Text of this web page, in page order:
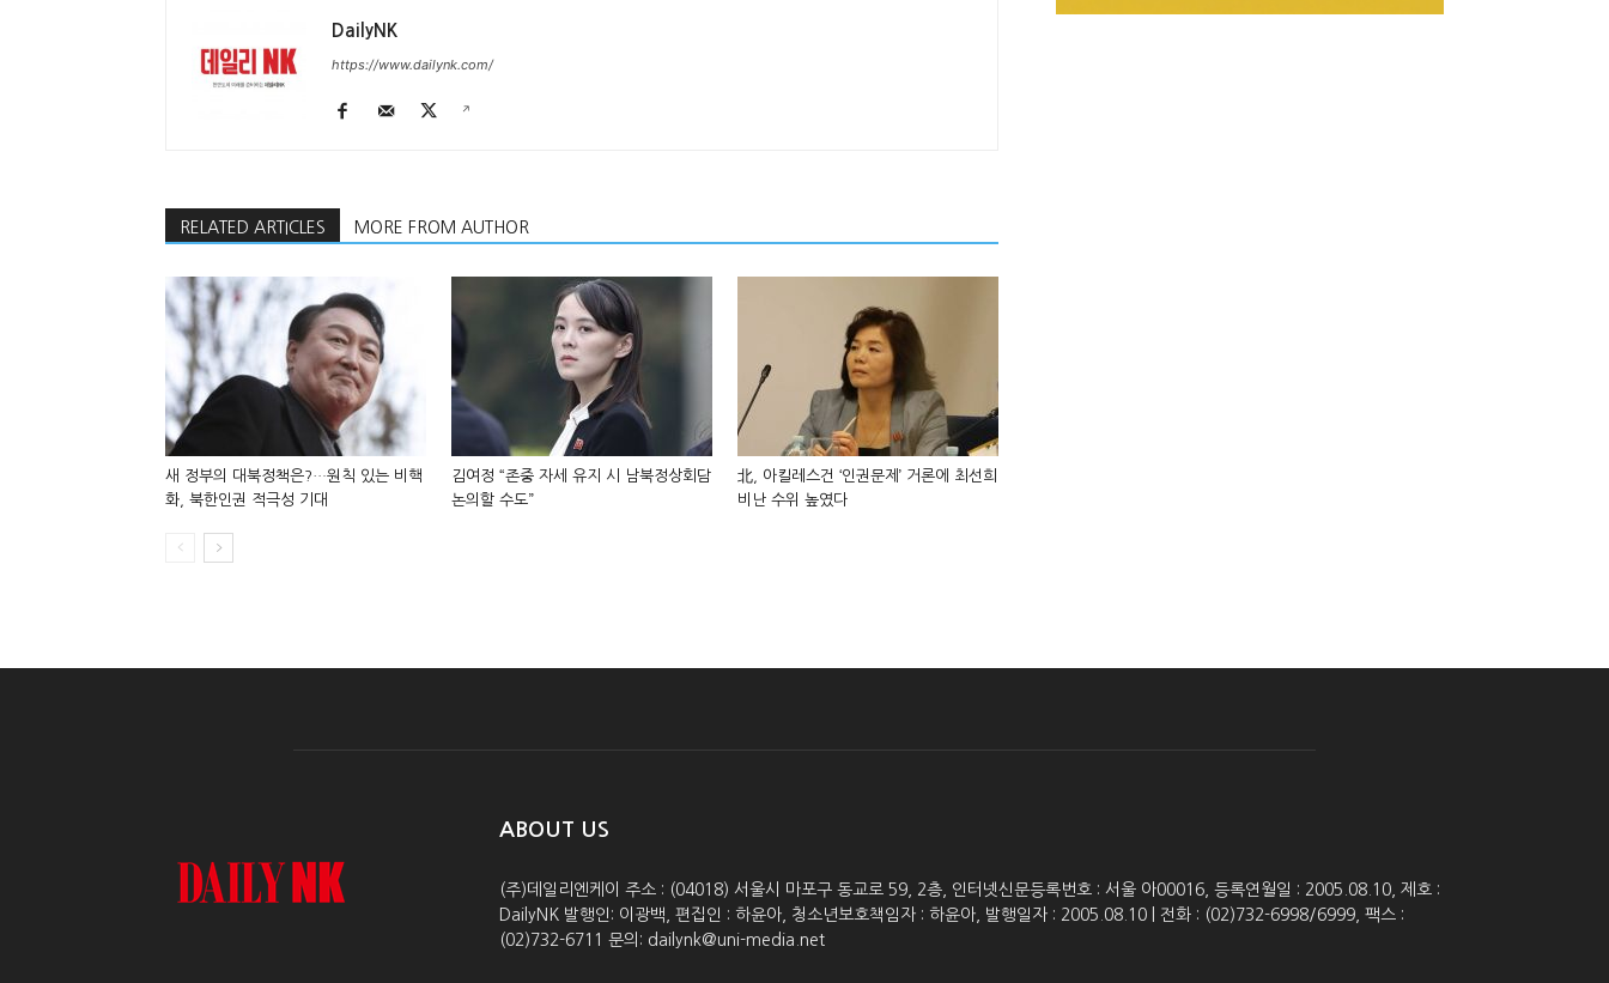
DailyNK
https://www.dailynk.com/
RELATED ARTICLES MORE FROM AUTHOR
새 정부의 대북정책은?…원칙 있는 비핵
화, 북한인권 적극성 기대
김여정 “존중 자세 유지 시 남북정상회담
논의할 수도”
北, 아킬레스건 ‘인권문제’ 거론에 최선희
비난 수위 높였다
ABOUT US
(주)데일리엔케이 주소 : (04018) 서울시 마포구 동교로 59, 2층, 인터넷신문등록번호 : 서울 아00016, 등록연월일 : 2005.08.10, 제호 :
DailyNK 발행인: 이광백, 편집인 : 하윤아, 청소년보호책임자 : 하윤아, 발행일자 : 2005.08.10 | 전화 : (02)732-6998/6999, 팩스 :
(02)732-6711 문의: dailynk@uni-media.net